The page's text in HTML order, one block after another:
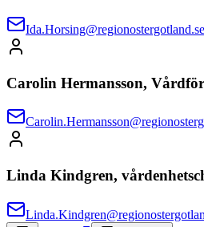
Ida.Horsing@regionostergotland.se
Carolin Hermansson,
Linda Kindgren,